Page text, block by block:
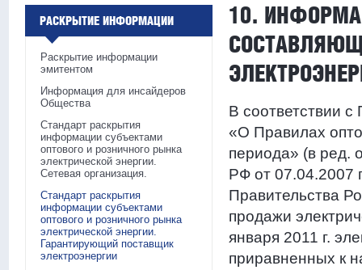
РАСКРЫТИЕ ИНФОРМАЦИИ
Раскрытие информации
эмитентом
Информация для инсайдеров
Общества
Стандарт раскрытия
информации субъектами
оптового и розничного рынка
электрической энергии.
Сетевая организация.
Стандарт раскрытия
информации субъектами
оптового и розничного рынка
электрической энергии.
Гарантирующий поставщик
электроэнергии
10.
В соответствии
«О Правилах
периода» (в ред.
РФ от 07.04.2007
Правительства
продажи
января 2011 г.
приравненных к